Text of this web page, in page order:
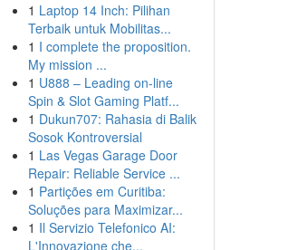
1 Laptop 14 Inch: Pilihan
Terbaik untuk Mobilitas...
1 I complete the proposition.
My mission ...
1 U888 – Leading on-line
Spin & Slot Gaming Platf...
1 Dukun707: Rahasia di Balik
Sosok Kontroversial
1 Las Vegas Garage Door
Repair: Reliable Service ...
1 Partições em Curitiba:
Soluções para Maximizar...
1 Il Servizio Telefonico AI:
L'Innovazione che...